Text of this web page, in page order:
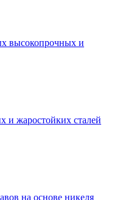
высокопрочных и
и жаростойких сталей
на основе никеля